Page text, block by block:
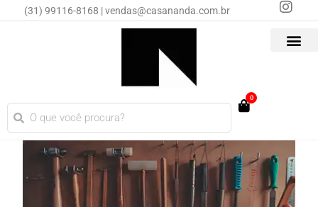
(31) 99116-8168 | vendas@casananda.com.br
0